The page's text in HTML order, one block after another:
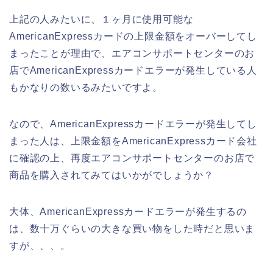
上記の人みたいに、１ヶ月に使用可能な
AmericanExpressカードの上限金額をオーバーしてし
まったことが理由で、エアコンサポートセンターのお
店でAmericanExpressカードエラーが発生している人
もかなりの数いるみたいですよ。
なので、AmericanExpressカードエラーが発生してし
まった人は、上限金額をAmericanExpressカード会社
に確認の上、再度エアコンサポートセンターのお店で
商品を購入されてみてはいかがでしょうか？
大体、AmericanExpressカードエラーが発生するの
は、数十万ぐらいの大きな買い物をした時だと思いま
すが、、、。